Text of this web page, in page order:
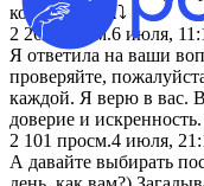
комментарии⤵️
2 269
просм.6 июля,
Я ответила на ваши
проверяйте,
каждой. Я верю в вас.
доверие и
2 101 просм.4 июля,
А давайте выбирать